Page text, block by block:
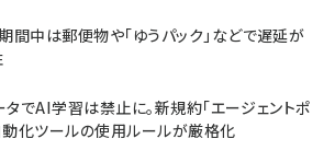
間中は郵便物や「ゆうパック」などで遅延が
でAI学習は禁止に。新規約「エージェントポ
動化ツールの使用ルールが厳格化